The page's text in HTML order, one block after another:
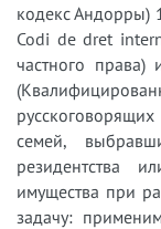
кодекс Андорры)
Codi de dret
частного
семей,
резидентства
имущества при
задачу: